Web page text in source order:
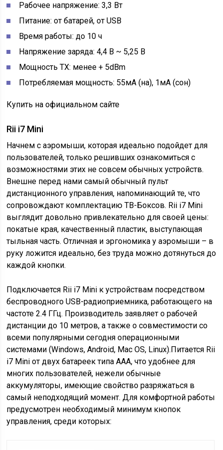
Рабочее напряжение: 3,3 Вт
Питание: от батарей, от USB
Время работы: до 10 ч
Напряжение заряда: 4,4 В ~ 5,25 В
Мощность TX: менее + 5dBm
Потребляемая мощность: 55мА (на), 1мА (сон)
Купить на официальном сайте
Rii i7 Mini
Начнем с аэромыши, которая идеально подойдет для
пользователей, только решивших ознакомиться с
возможностями этих не совсем обычных устройств.
Внешне перед нами самый обычный пульт
дистанционного управления, напоминающий те, что
сопровождают комплектацию ТВ-Боксов. Rii i7 Mini
выглядит довольно привлекательно для своей цены:
покатые края, качественный пластик, выступающая
тыльная часть. Отличная и эргономика у аэромыши – в
руку ложится идеально, без труда можно дотянуться до
каждой кнопки.
Подключается Rii i7 Mini к устройствам посредством
беспроводного USB-радиоприемника, работающего на
частоте 2.4 ГГц. Производитель заявляет о рабочей
дистанции до 10 метров, а также о совместимости со
всеми популярными сегодня операционными
системами (Windows, Android, Mac OS, Linux).Питается Rii
i7 Mini от двух батареек типа ААА, что удобнее для
многих пользователей, нежели обычные
аккумуляторы, имеющие свойство разряжаться в
самый неподходящий момент. Для комфортной работы
предусмотрен необходимый минимум кнопок
управления, среди которых: